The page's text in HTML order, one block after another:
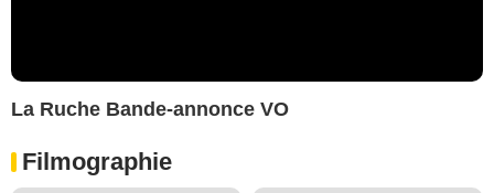
La Ruche Bande-annonce VO
Filmographie